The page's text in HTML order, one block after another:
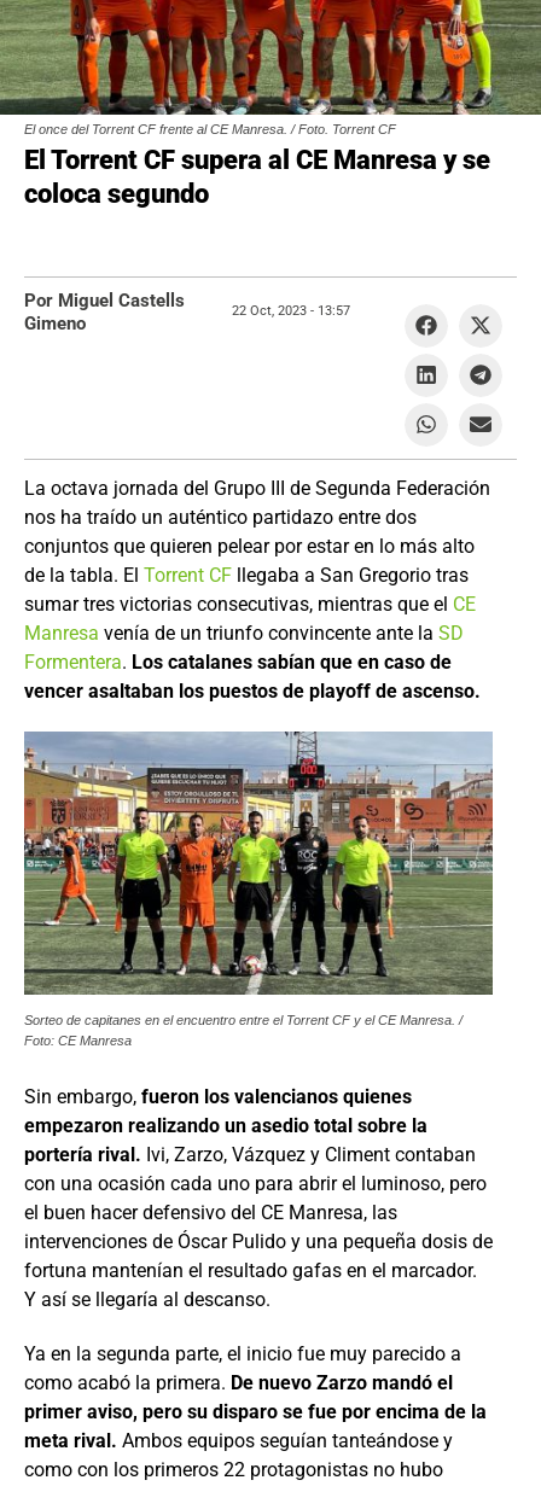
El once del Torrent CF frente al CE Manresa. / Foto. Torrent CF
El Torrent CF supera al CE Manresa y se
coloca segundo
La octava jornada del Grupo III de Segunda Federación
nos ha traído un auténtico partidazo entre dos
conjuntos que quieren pelear por estar en lo más alto
de la tabla. El Torrent CF llegaba a San Gregorio tras
sumar tres victorias consecutivas, mientras que el CE
Manresa venía de un triunfo convincente ante la SD
Formentera. Los catalanes sabían que en caso de
vencer asaltaban los puestos de playoff de ascenso.
Sorteo de capitanes en el encuentro entre el Torrent CF y el CE Manresa. /
Foto: CE Manresa
Sin embargo, fueron los valencianos quienes
empezaron realizando un asedio total sobre la
portería rival. Ivi, Zarzo, Vázquez y Climent contaban
con una ocasión cada uno para abrir el luminoso, pero
el buen hacer defensivo del CE Manresa, las
intervenciones de Óscar Pulido y una pequeña dosis de
fortuna mantenían el resultado gafas en el marcador.
Y así se llegaría al descanso.
Ya en la segunda parte, el inicio fue muy parecido a
como acabó la primera. De nuevo Zarzo mandó el
primer aviso, pero su disparo se fue por encima de la
meta rival. Ambos equipos seguían tanteándose y
como con los primeros 22 protagonistas no hubo
Por Miguel Castells
Gimeno
22 Oct, 2023 - 13:57